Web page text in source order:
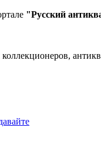
"Русский